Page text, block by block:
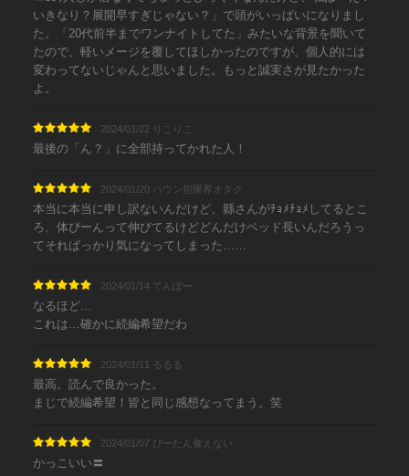
いきなり？展開早すぎじゃない？」で頭がいっぱいになりまし
た。「20代前半までワンナイトしてた」みたいな背景を聞いて
たので、軽いメージを覆してほしかったのですが、個人的には
変わってないじゃんと思いました。もっと誠実さが見たかった
よ。
2024/01/22 りこりこ
最後の「ん？」に全部持ってかれた人！
2024/01/20 ハウン担限界オタク
本当に本当に申し訳ないんだけど、縣さんがﾁｮﾒﾁｮﾒしてるとこ
ろ、体ぴーんって伸びてるけどどんだけベッド長いんだろうっ
てそればっかり気になってしまった……
2024/01/14 てんぽー
なるほど…
これは…確かに続編希望だわ
2024/01/11 るるる
最高。読んで良かった。
まじで続編希望！皆と同じ感想なってまう。笑
2024/01/07 ぴーたん食えない
かっこいい〓